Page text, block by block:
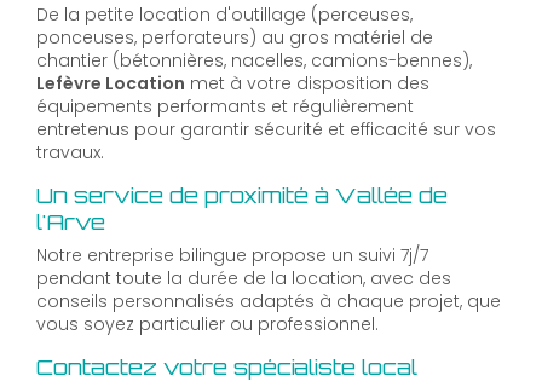
De la petite location d'outillage (perceuses,
ponceuses, perforateurs) au gros matériel de
chantier (bétonnières, nacelles, camions-bennes),
Lefèvre Location met à votre disposition des
équipements performants et régulièrement
entretenus pour garantir sécurité et efficacité sur vos
travaux.
Un service de proximité à Vallée de
l'Arve
Notre entreprise bilingue propose un suivi 7j/7
pendant toute la durée de la location, avec des
conseils personnalisés adaptés à chaque projet, que
vous soyez particulier ou professionnel.
Contactez votre spécialiste local